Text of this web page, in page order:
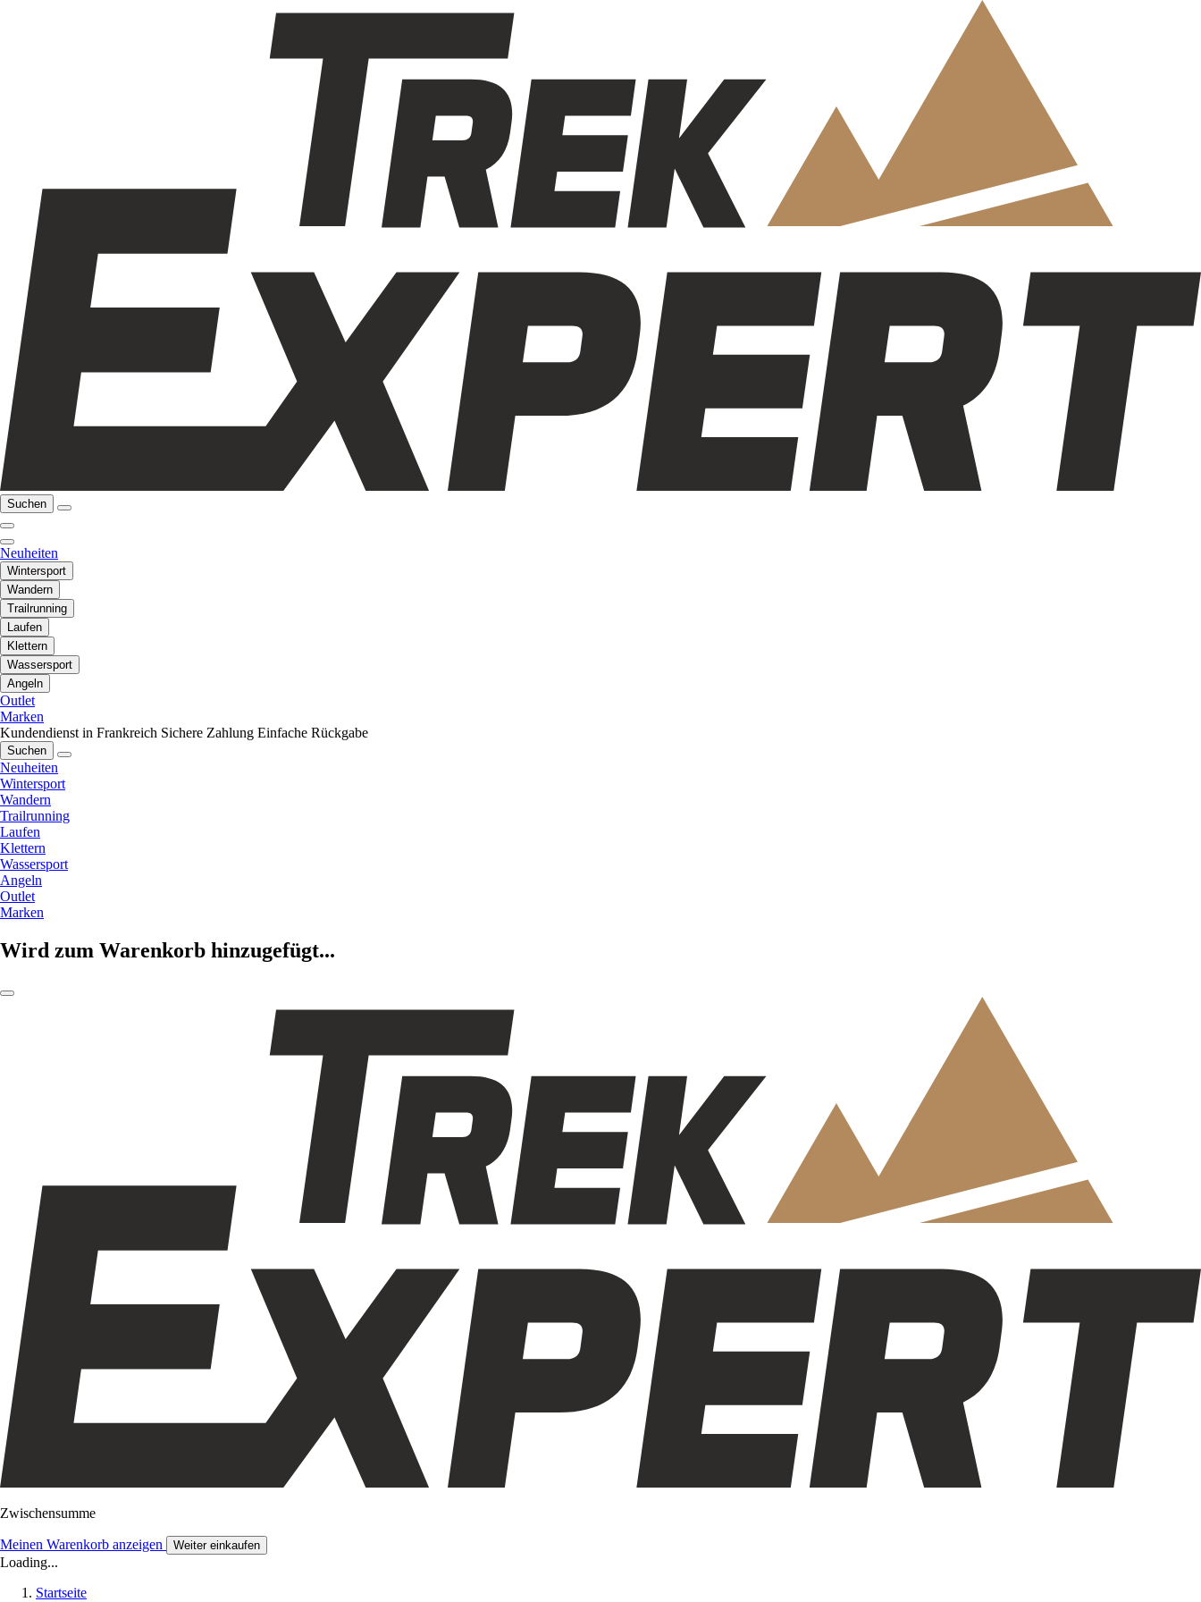
Suchen
Neuheiten
Wintersport
Wandern
Trailrunning
Laufen
Klettern
Wassersport
Angeln
Outlet
Marken
Kundendienst in Frankreich Sichere Zahlung Einfache Rückgabe
Suchen
Neuheiten
Wintersport
Wandern
Trailrunning
Laufen
Klettern
Wassersport
Angeln
Outlet
Marken
Wird zum Warenkorb hinzugefügt...
Zwischensumme
Meinen Warenkorb anzeigen Weiter einkaufen
Loading...
Startseite